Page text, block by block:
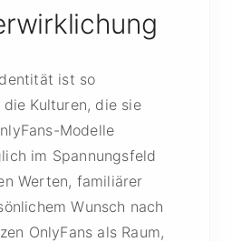
ist so
Kulturen, die sie
Modelle
im Spannungsfeld
Werten, familiärer
Wunsch nach
OnlyFans als Raum,